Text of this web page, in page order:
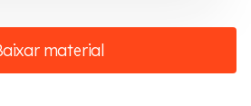
material